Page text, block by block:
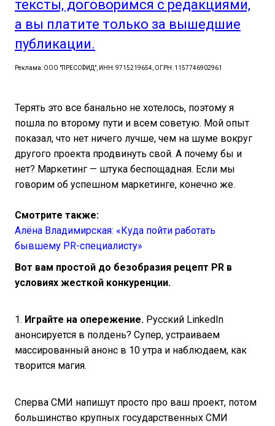
тексты, договоримся с редакциями,
а вы платите только за вышедшие
публикации.
Реклама: ООО "ПРЕССФИД", ИНН: 9715219654, ОГРН: 1157746902961
Терять это все банально не хотелось, поэтому я
пошла по второму пути и всем советую. Мой опыт
показал, что нет ничего лучше, чем на шуме вокруг
другого проекта продвинуть свой. А почему бы и
нет? Маркетинг — штука беспощадная. Если мы
говорим об успешном маркетинге, конечно же.
Смотрите также:
Алёна Владимирская: «Куда пойти работать
бывшему PR-специалисту»
Вот вам простой до безобразия рецепт PR в
условиях жесткой конкуренции.
1. Играйте на опережение. Русский LinkedIn
анонсируется в полдень? Супер, устраиваем
массированный анонс в 10 утра и наблюдаем, как
творится магия.
Сперва СМИ напишут просто про ваш проект, потом
большинство крупных государственных СМИ